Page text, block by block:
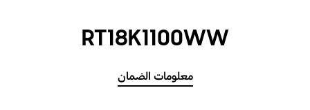
RT18K1100WW
معلومات الضمان